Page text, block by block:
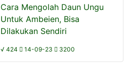
Cara Mengolah Daun Ungu
Untuk Ambeien, Bisa
Dilakukan Sendiri
√ 424 14-09-23 3200